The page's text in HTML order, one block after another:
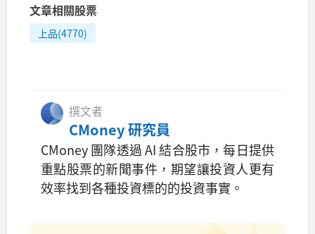
文章相關股票
上品(4770)
撰文者
CMoney 研究員
CMoney 團隊透過 AI 結合股市，每日提供
重點股票的新聞事件，期望讓投資人更有
效率找到各種投資標的的投資事實。